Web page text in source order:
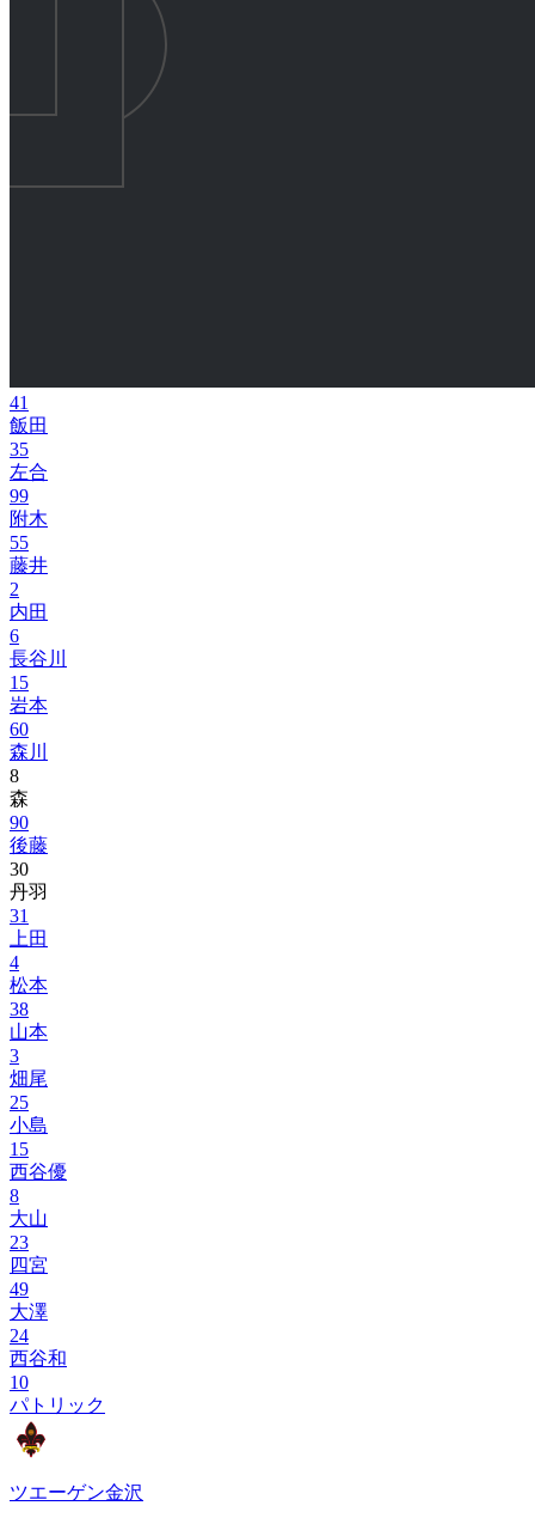
41
飯田
35
左合
99
附木
55
藤井
2
内田
6
長谷川
15
岩本
60
森川
8
森
90
後藤
30
丹羽
31
上田
4
松本
38
山本
3
畑尾
25
小島
15
西谷優
8
大山
23
四宮
49
大澤
24
西谷和
10
パトリック
ツエーゲン金沢